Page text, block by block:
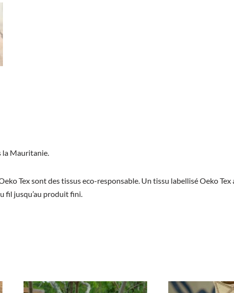
la Mauritanie.
Oeko Tex sont des tissus eco-responsable. Un tissu labellisé Oeko
fil jusqu’au produit fini.